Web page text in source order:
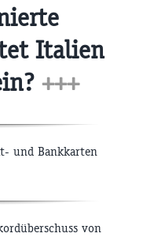
Italien
+++
und Bankkarten
von